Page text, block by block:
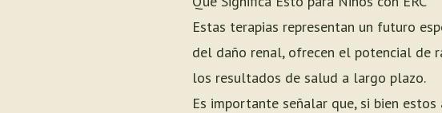
Estas terapias representan un futuro
del daño renal, ofrecen el potencial de
los resultados de salud a largo plazo.
Es importante señalar que, si bien